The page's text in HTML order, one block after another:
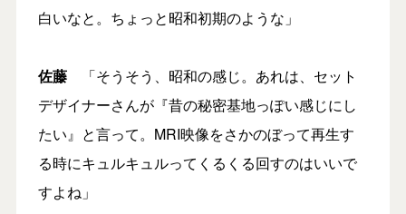
白いなと。ちょっと昭和初期のような」
佐藤「そうそう、昭和の感じ。あれは、セット
デザイナーさんが『昔の秘密基地っぽい感じにし
たい』と言って。MRI映像をさかのぼって再生す
る時にキュルキュルってくるくる回すのはいいで
すよね」